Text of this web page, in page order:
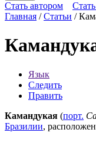
Стать автором
Главная /Статьи /
Язык
Следить
Править
Камандукая (порт.
Бразилии,